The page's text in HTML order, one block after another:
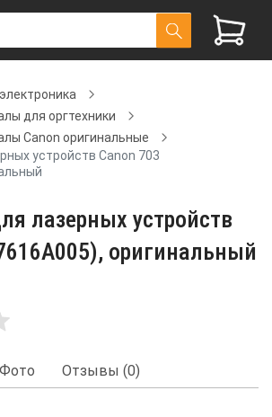
для оргтехники
Canon оригинальные
устройств Canon 703
лазерных устройств
оригинальный
Фото Отзывы (0)